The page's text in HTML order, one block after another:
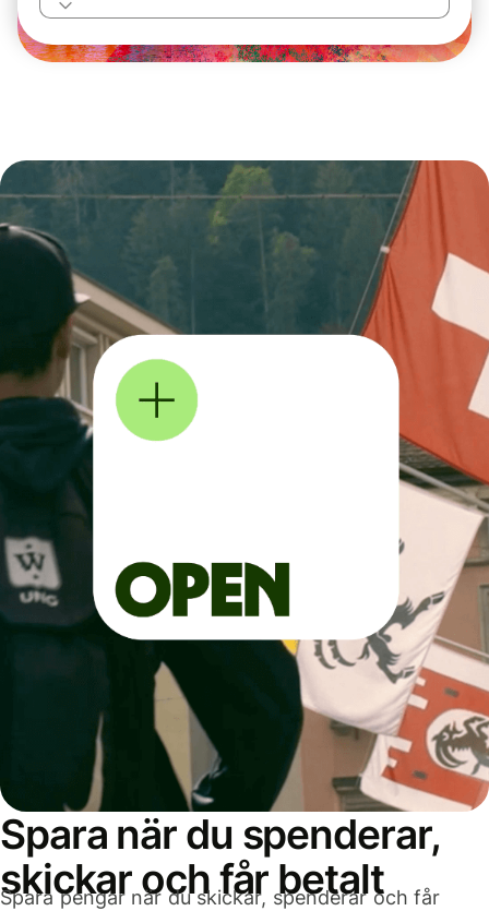
Spara när du spenderar,
skickar och får betalt
Spara pengar när du skickar, spenderar och får